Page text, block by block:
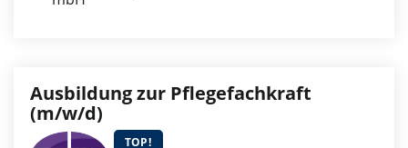
Ausbildung zur Pflegefachkraft
(m/w/d)
TOP!